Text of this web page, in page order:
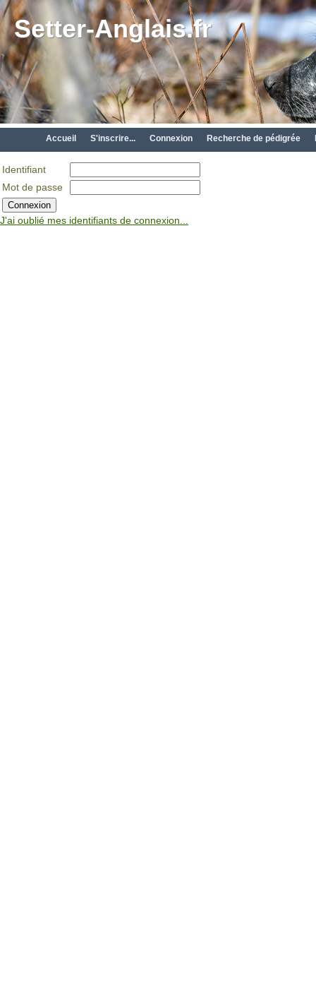
Setter-Anglais.fr
Accueil S'inscrire... Connexion Recherche de pédigrée
Identifiant
Mot de passe
J'ai oublié mes identifiants de connexion...